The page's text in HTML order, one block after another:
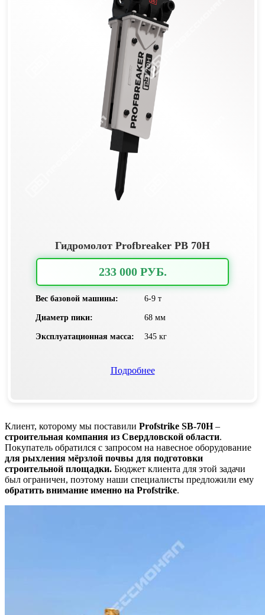
Гидромолот Profbreaker PB 70H
233 000 РУБ.
Вес базовой машины: 6-9 т
Диаметр пики: 68 мм
Эксплуатационная масса: 345 кг
Подробнее
Клиент, которому мы поставили Profstrike SB-70H–
строительная компания из Свердловской области.
Покупатель обратился с запросом на навесное оборудование
для рыхления мёрзлой почвы для подготовки
строительной площадки. Бюджет клиента для этой задачи
был ограничен, поэтому наши специалисты предложили ему
обратить внимание именно на Profstrike.